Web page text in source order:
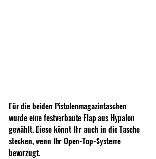
Für die beiden Pistolenmagazintaschen
wurde eine festverbaute Flap aus Hypalon
gewählt. Diese könnt Ihr auch in die Tasche
stecken, wenn Ihr Open-Top-Systeme
bevorzugt.